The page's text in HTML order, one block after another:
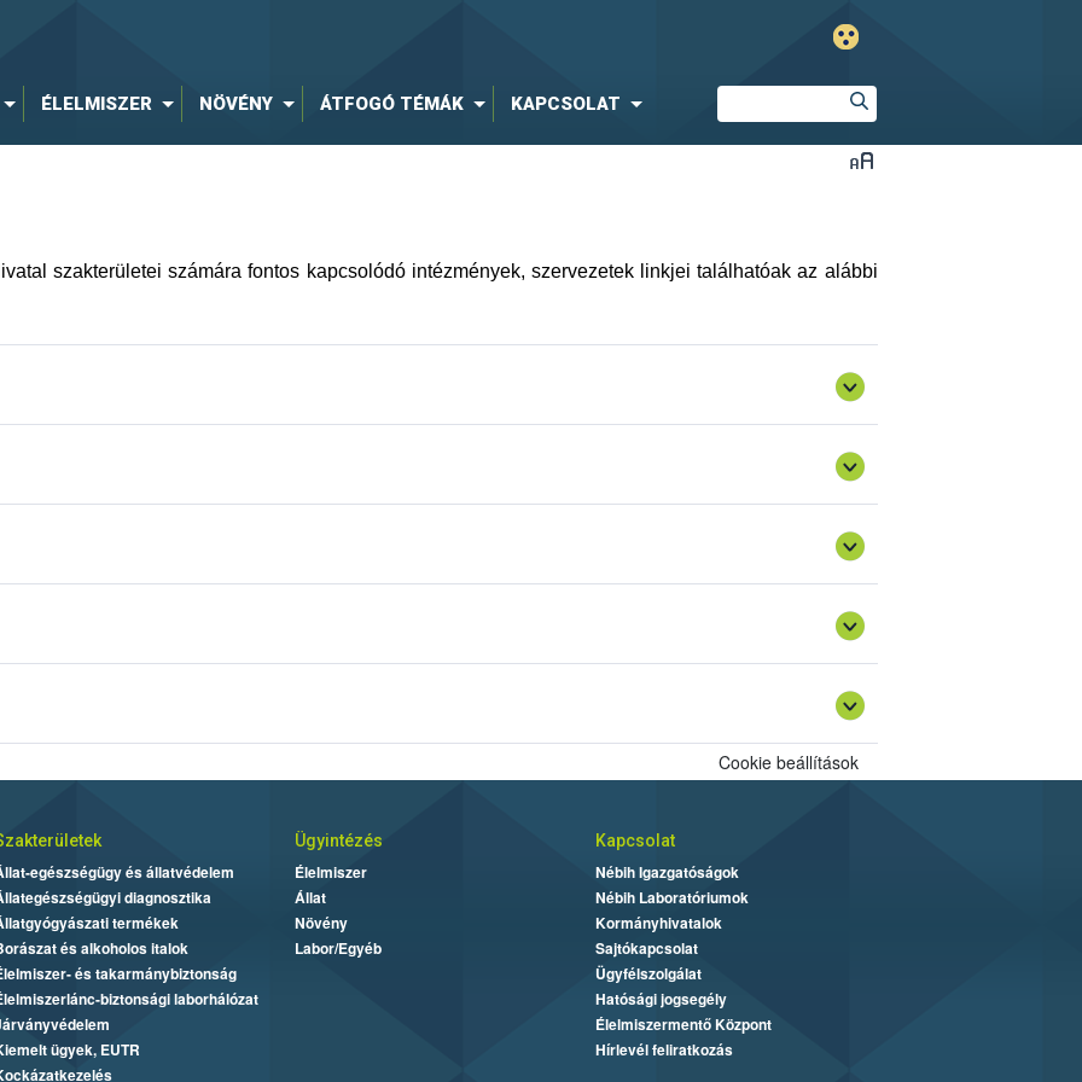
ÉLELMISZER NÖVÉNY ÁTFOGÓ TÉMÁK KAPCSOLAT
szakterületei számára fontos kapcsolódó intézmények, szervezetek linkjei találhatóak az alábbi
(OMME)
(TTT)
Igazgatóság ajánlott linkjei
Rendszer
Cookie beállítások
egészségügy és állatvédelem
diagnosztika
termékek
és alkoholos italok
és takarmánybiztonság
biztonsági laborhálózat
ügyek, EUTR
Ügyintézés
Élelmiszer
Állat
Növény
Labor/Egyéb
Kapcsolat
Nébih Igazgatóságok
Nébih Laboratóriumok
Kormányhivatalok
Sajtókapcsolat
Ügyfélszolgálat
Hatósági jogsegély
Élelmiszermentő Központ
Hírlevél feliratkozás